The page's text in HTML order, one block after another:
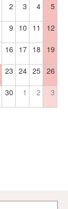
2 3 4 5
9 10 11 12
16 17 18 19
23 24 25 26
30 1 2 3